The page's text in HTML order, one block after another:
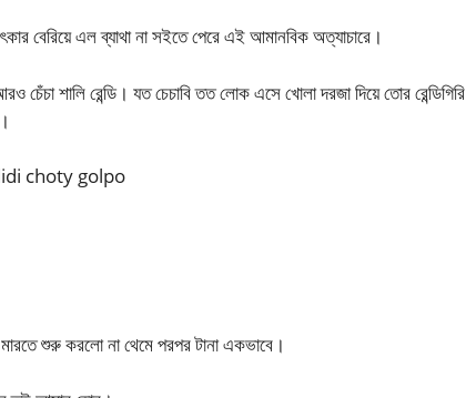
বেরিয়ে এল ব্যাথা না সইতে পেরে এই আমানবিক অত্যাচারে।
শালি রেন্ডি। যত চেচাবি তত লোক এসে খোলা দরজা দিয়ে তোর রেন্ডিগিরি
didi choty golpo
মারতে শুরু করলো না থেমে পরপর টানা একভাবে।